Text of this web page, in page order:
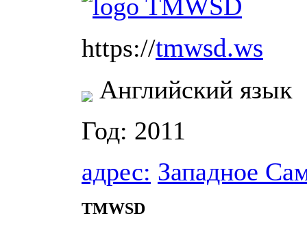
https://tmwsd.ws
Английский язык
Год: 2011
адрес: Западное
TMWSD